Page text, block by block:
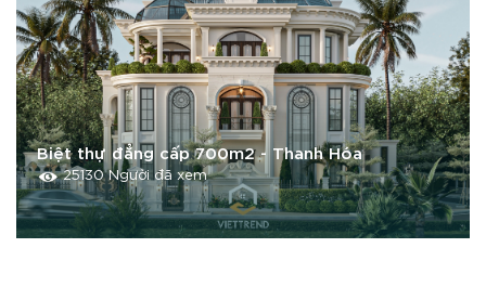
Biệt thự đẳng cấp 700m2 - Thanh Hóa
25130 Người đã xem